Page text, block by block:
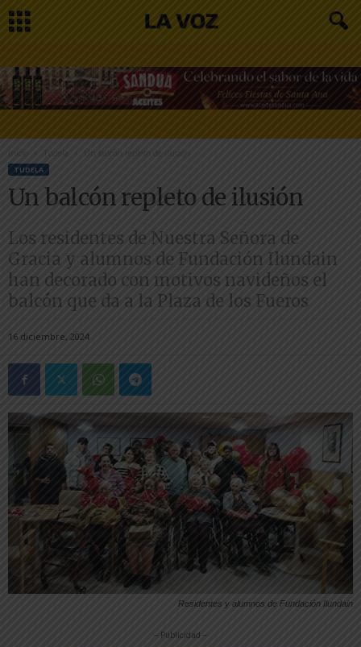
Inicio Tudela Un balcón repleto de ilusión
TUDELA
Un balcón repleto de ilusión
Los residentes de Nuestra Señora de
Gracia y alumnos de Fundación Ilundain
han decorado con motivos navideños el
balcón que da a la Plaza de los Fueros
16 diciembre, 2024
Residentes y alumnos de Fundación Ilundain
-- Publicidad --